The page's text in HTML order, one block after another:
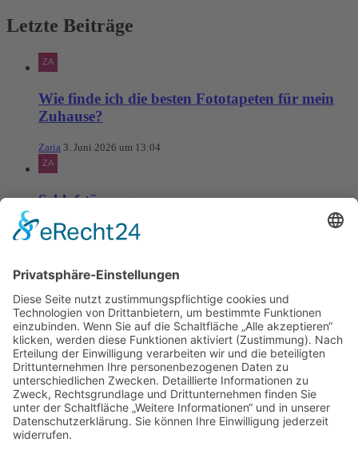
Letzte Beiträge
Wie finde ich die besten Fototapeten für mein
Zuhause?
Zaria 3. Juni 2026 um 13:04
Schlafstörungen
Zaria 3. Juni 2026 um 13:03
Ms word to PDF
Manuellsen 28. Mai 2026 um 10:31
Künstliche Intelligenz in der
Plattformentwicklung
MasonOgden 24. August 2025 um 10:58